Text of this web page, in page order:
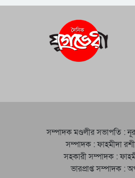
সম্পাদক মণ্ডলীর সভাপতি :
সম্পাদক : ফাহমীদা
সহকারী সম্পাদক :
ভারপ্রাপ্ত সম্পাদক :